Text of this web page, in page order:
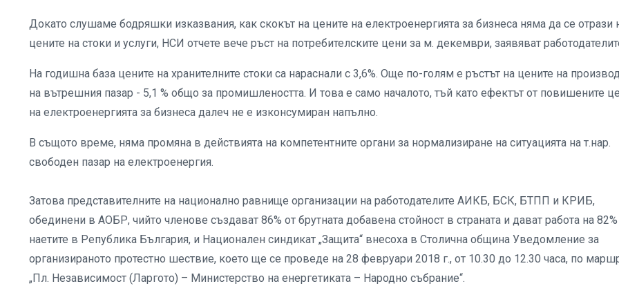
Докато слушаме бодряшки изказвания, как скокът на цените на електроенергията за бизнеса няма да се отрази
цените на стоки и услуги, НСИ отчете вече ръст на потребителските цени за м. декември, заявяват
На годишна база цените на хранителните стоки са нараснали с 3,6%. Още по-голям е ръстът на цените на
на вътрешния пазар - 5,1 % общо за промишлеността. И това е само началото, тъй като ефектът от повишените
на електроенергията за бизнеса далеч не е изконсумиран напълно.
В същото време, няма промяна в действията на компетентните органи за нормализиране на ситуацията на т.нар.
свободен пазар на електроенергия.
Затова представителните на национално равнище организации на работодателите АИКБ, БСК, БТПП и КРИБ,
обединени в АОБР, чийто членове създават 86% от брутната добавена стойност в страната и дават работа на 82%
наетите в Република България, и Национален синдикат „Защита“ внесоха в Столична община Уведомление за
организираното протестно шествие, което ще се проведе на 28 февруари 2018 г., от 10.30 до 12.30 часа, по
„Пл. Независимост (Ларгото) – Министерство на енергетиката – Народно събрание“.